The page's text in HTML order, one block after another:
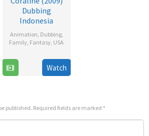
Dubbing
Indonesia
Animation, Dubbing,
Family, Fantasy, USA
Feb
Henry
Selick
Watch
published. Required fields are marked *